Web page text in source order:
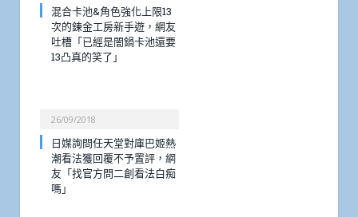
混合卡池&角色強化上限13
次的鍊金工房新手遊，網友
吐槽「已經是闇鍋卡池還要
13凸真的笑了」
26/09/2018
日媒詢問任天堂對庫巴姬熱
潮看法獲回覆不予置評，網
友「找官方問二創看法白痴
嗎」